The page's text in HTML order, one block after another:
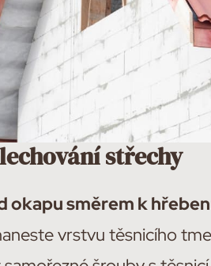
střechy
okapu směrem k
vrstvu těsnicího